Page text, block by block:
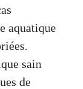
aquatique
sain
de